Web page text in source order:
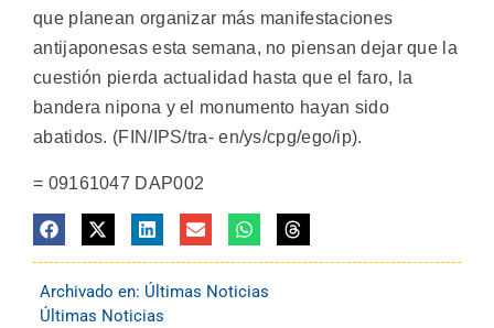
que planean organizar más manifestaciones
antijaponesas esta semana, no piensan dejar que la
cuestión pierda actualidad hasta que el faro, la
bandera nipona y el monumento hayan sido
abatidos. (FIN/IPS/tra- en/ys/cpg/ego/ip).
= 09161047 DAP002
Archivado en: Últimas Noticias
Últimas Noticias